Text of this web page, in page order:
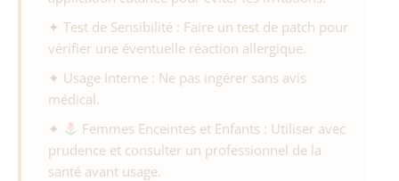
✦ Test de Sensibilité : Faire un test de patch pour
vérifier une éventuelle réaction allergique.
✦ Usage Interne : Ne pas ingérer sans avis
médical.
✦
Femmes Enceintes et Enfants : Utiliser avec
prudence et consulter un professionnel de la
santé avant usage.